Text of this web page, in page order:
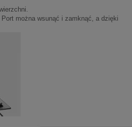
można wsunąć i zamknąć, a dzięki